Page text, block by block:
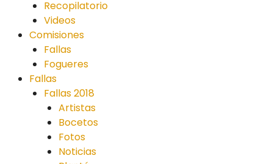
Recopilatorio
Videos
Comisiones
Fallas
Fogueres
Fallas
Fallas 2018
Artistas
Bocetos
Fotos
Noticias